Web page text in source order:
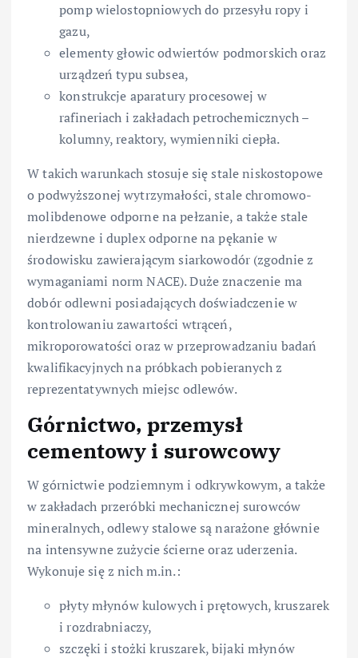
pomp wielostopniowych do przesyłu ropy i
gazu,
elementy głowic odwiertów podmorskich oraz
urządzeń typu subsea,
konstrukcje aparatury procesowej w
rafineriach i zakładach petrochemicznych –
kolumny, reaktory, wymienniki ciepła.
W takich warunkach stosuje się stale niskostopowe
o podwyższonej wytrzymałości, stale chromowo-
molibdenowe odporne na pełzanie, a także stale
nierdzewne i duplex odporne na pękanie w
środowisku zawierającym siarkowodór (zgodnie z
wymaganiami norm NACE). Duże znaczenie ma
dobór odlewni posiadających doświadczenie w
kontrolowaniu zawartości wtrąceń,
mikroporowatości oraz w przeprowadzaniu badań
kwalifikacyjnych na próbkach pobieranych z
reprezentatywnych miejsc odlewów.
Górnictwo, przemysł
cementowy i surowcowy
W górnictwie podziemnym i odkrywkowym, a także
w zakładach przeróbki mechanicznej surowców
mineralnych, odlewy stalowe są narażone głównie
na intensywne zużycie ścierne oraz uderzenia.
Wykonuje się z nich m.in.:
płyty młynów kulowych i prętowych, kruszarek
i rozdrabniaczy,
szczęki i stożki kruszarek, bijaki młynów